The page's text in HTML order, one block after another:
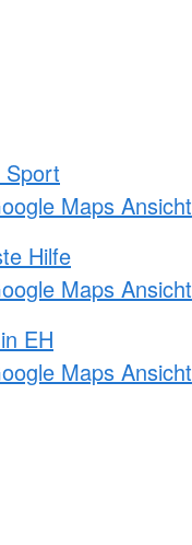
Sport
Maps Ansicht
Hilfe
Maps Ansicht
EH
Maps Ansicht